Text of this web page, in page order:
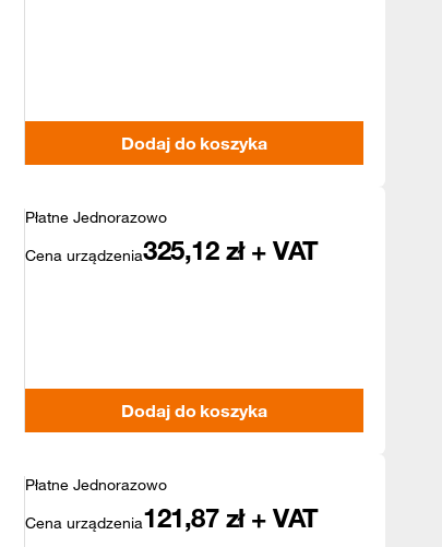
Dodaj do koszyka
Płatne Jednorazowo
Cena urządzenia325,12 zł + VAT
Dodaj do koszyka
Płatne Jednorazowo
Cena urządzenia121,87 zł + VAT